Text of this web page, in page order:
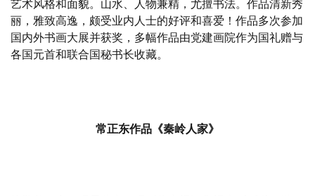
艺术风格和面貌。山水、人物兼精，尤擅书法。作品清新秀
丽，雅致高逸，颇受业内人士的好评和喜爱！作品多次参加
国内外书画大展并获奖，多幅作品由党建画院作为国礼赠与
各国元首和联合国秘书长收藏。
常正东作品《秦岭人家》